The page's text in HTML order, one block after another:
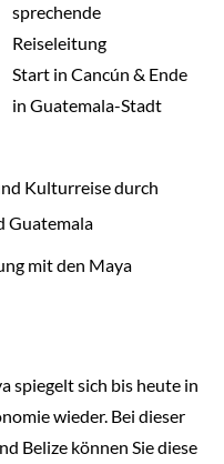
sprechende
Reiseleitung
Start in Cancún & Ende
in Guatemala-Stadt
Kulturreise durch
Guatemala
mit den Maya
spiegelt sich bis heute in
wieder. Bei dieser
Belize können Sie diese